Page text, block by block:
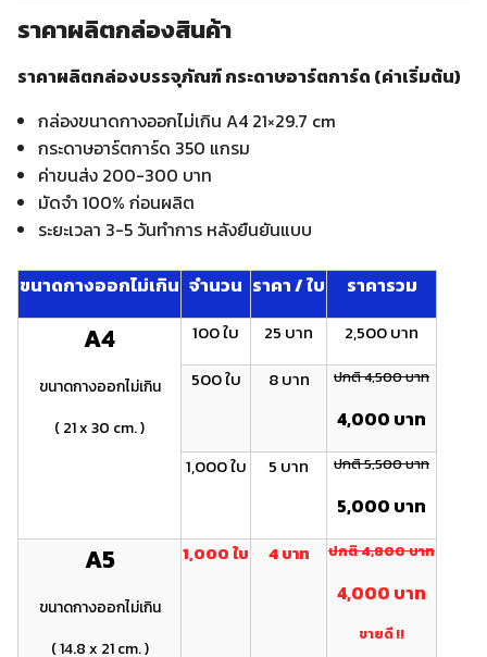
ราคาผลิตกล่องสินค้า
ราคาผลิตกล่องบรรจุภัณฑ์ กระดาษอาร์ตการ์ด (ค่าเริ่มต้น)
กล่องขนาดกางออกไม่เกิน A4 21×29.7 cm
กระดาษอาร์ตการ์ด 350 แกรม
ค่าขนส่ง 200-300 บาท
มัดจำ 100% ก่อนผลิต
ระยะเวลา 3-5 วันทำการ หลังยืนยันแบบ
ขนาดกางออกไม่เกิน จำนวน ราคา / ใบ ราคารวม
A4
ขนาดกางออกไม่เกิน
( 21 x 30 cm. )
100 ใบ 25 บาท
2,500 บาท
500 ใบ
8 บาท ปกติ 4,500 บาท
4,000 บาท
1,000 ใบ 5 บาท ปกติ 5,500 บาท
5,000 บาท
A5
ขนาดกางออกไม่เกิน
( 14.8 x 21 cm. )
1,000 ใบ 4 บาท ปกติ 4 ,800 บาท
4 ,000 บาท
ขายดี !!